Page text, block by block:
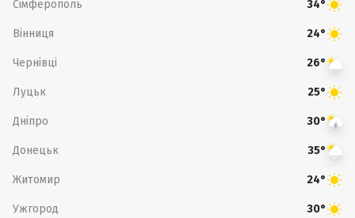
Сімферополь 34°
Вінниця 24°
Чернівці 26°
Луцьк 25°
Дніпро 30°
Донецьк 35°
Житомир 24°
Ужгород 30°